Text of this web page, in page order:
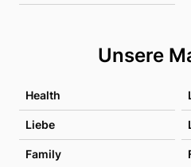
Unsere
Health
Liebe
Family